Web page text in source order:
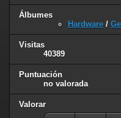
Álbumes
Hardware /
Visitas
40389
Puntuación
no valorada
Valorar